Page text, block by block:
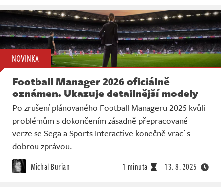
NOVINKA
Football Manager 2026 oficiálně
oznámen. Ukazuje detailnější modely
Po zrušení plánovaného Football Manageru 2025 kvůli
problémům s dokončením zásadně přepracované
verze se Sega a Sports Interactive konečně vrací s
dobrou zprávou.
Michal Burian 1 minuta 13. 8. 2025